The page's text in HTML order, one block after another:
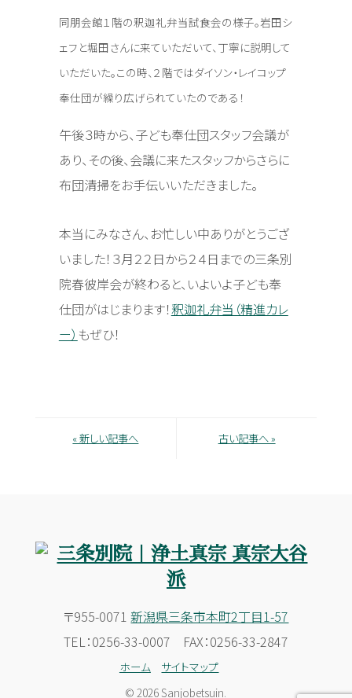
同朋会館１階の釈迦礼弁当試食会の様子。岩田シ
ェフと堀田さんに来ていただいて、丁寧に説明して
いただいた。この時、２階ではダイソン・レイコップ
奉仕団が繰り広げられていたのである！
午後３時から、子ども奉仕団スタッフ会議が
あり、その後、会議に来たスタッフからさらに
布団清掃をお手伝いいただきました。
本当にみなさん、お忙しい中ありがとうござ
いました！３月２２日から２４日までの三条別
院春彼岸会が終わると、いよいよ子ども奉
仕団がはじまります！釈迦礼弁当（精進カレ
ー） もぜひ！
« 新しい記事へ 古い記事へ »
〒955-0071新潟県三条市本町2丁目1-57
TEL：0256-33-0007 FAX：0256-33-2847
ホーム
サイトマップ
© 2026 Sanjobetsuin.